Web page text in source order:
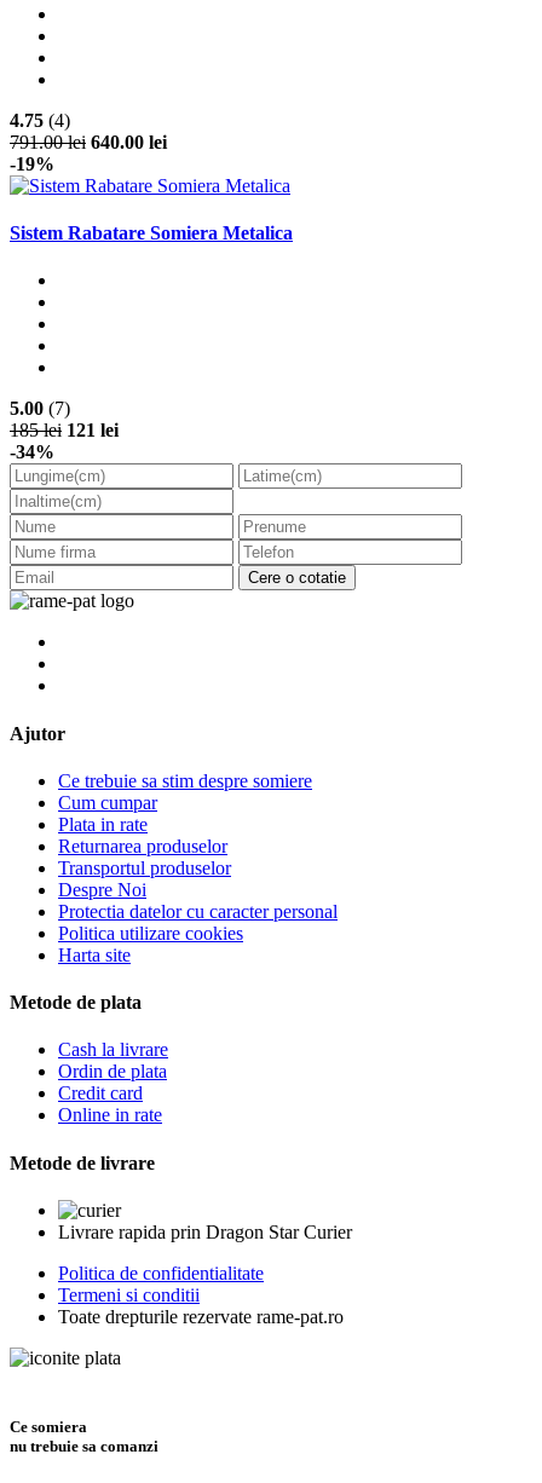
4.75 (4)
791.00 lei 640.00 lei
-19%
Sistem Rabatare Somiera Metalica
5.00 (7)
185 lei 121 lei
-34%
Cere o cotatie
Ajutor
Ce trebuie sa stim despre somiere
Cum cumpar
Plata in rate
Returnarea produselor
Transportul produselor
Despre Noi
Protectia datelor cu caracter personal
Politica utilizare cookies
Harta site
Metode de plata
Cash la livrare
Ordin de plata
Credit card
Online in rate
Metode de livrare
Livrare rapida prin Dragon Star Curier
Politica de confidentialitate
Termeni si conditii
Toate drepturile rezervate rame-pat.ro
Ce somiera
nu trebuie sa comanzi